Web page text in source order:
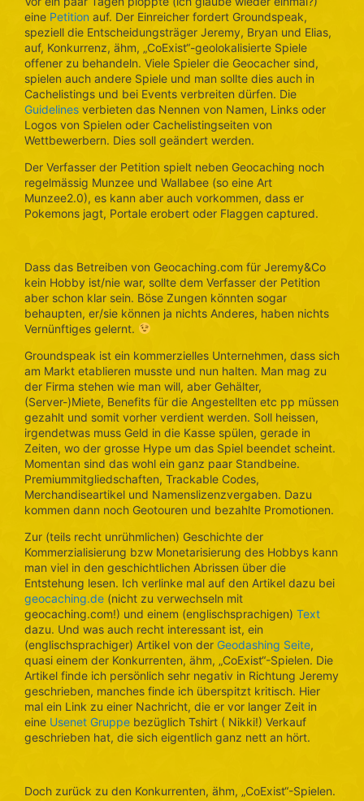
eine Petition auf. Der Einreicher fordert Groundspeak,
speziell die Entscheidungsträger Jeremy, Bryan und Elias,
auf, Konkurrenz, ähm, „CoExist“-geolokalisierte Spiele
offener zu behandeln. Viele Spieler die Geocacher sind,
spielen auch andere Spiele und man sollte dies auch in
Cachelistings und bei Events verbreiten dürfen. Die
Guidelines verbieten das Nennen von Namen, Links oder
Logos von Spielen oder Cachelistingseiten von
Wettbewerbern. Dies soll geändert werden.
Der Verfasser der Petition spielt neben Geocaching noch
regelmässig Munzee und Wallabee (so eine Art
Munzee2.0), es kann aber auch vorkommen, dass er
Pokemons jagt, Portale erobert oder Flaggen captured.
Dass das Betreiben von Geocaching.com für Jeremy&Co
kein Hobby ist/nie war, sollte dem Verfasser der Petition
aber schon klar sein. Böse Zungen könnten sogar
behaupten, er/sie können ja nichts Anderes, haben nichts
Vernünftiges gelernt.
Groundspeak ist ein kommerzielles Unternehmen, dass sich
am Markt etablieren musste und nun halten. Man mag zu
der Firma stehen wie man will, aber Gehälter,
(Server-)Miete, Benefits für die Angestellten etc pp müssen
gezahlt und somit vorher verdient werden. Soll heissen,
irgendetwas muss Geld in die Kasse spülen, gerade in
Zeiten, wo der grosse Hype um das Spiel beendet scheint.
Momentan sind das wohl ein ganz paar Standbeine.
Premiummitgliedschaften, Trackable Codes,
Merchandiseartikel und Namenslizenzvergaben. Dazu
kommen dann noch Geotouren und bezahlte Promotionen.
Zur (teils recht unrühmlichen) Geschichte der
Kommerzialisierung bzw Monetarisierung des Hobbys kann
man viel in den geschichtlichen Abrissen über die
Entstehung lesen. Ich verlinke mal auf den Artikel dazu bei
geocaching.de (nicht zu verwechseln mit
geocaching.com!) und einem (englischsprachigen) Text
dazu. Und was auch recht interessant ist, ein
(englischsprachiger) Artikel von der Geodashing Seite,
quasi einem der Konkurrenten, ähm, „CoExist“-Spielen. Die
Artikel finde ich persönlich sehr negativ in Richtung Jeremy
geschrieben, manches finde ich überspitzt kritisch. Hier
mal ein Link zu einer Nachricht, die er vor langer Zeit in
eine Usenet Gruppe bezüglich Tshirt ( Nikki!) Verkauf
geschrieben hat, die sich eigentlich ganz nett an hört.
Doch zurück zu den Konkurrenten, ähm, „CoExist“-Spielen.